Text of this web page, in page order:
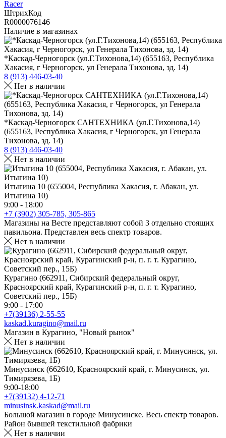
Racer
ШтрихКод
R0000076146
Наличие в магазинах
*Каскад-Черногорск (ул.Г.Тихонова,14) (655163, Республика
Хакасия, г Черногорск, ул Генерала Тихонова, зд. 14)
8 (913) 446-03-40
Нет в наличии
*Каскад-Черногорск САНТЕХНИКА (ул.Г.Тихонова,14)
(655163, Республика Хакасия, г Черногорск, ул Генерала
Тихонова, зд. 14)
8 (913) 446-03-40
Нет в наличии
Итыгина 10 (655004, Республика Хакасия, г. Абакан, ул.
Итыгина 10)
9:00 - 18:00
+7 (3902) 305-785, 305-865
Магазины на Весте представляют собой 3 отдельно стоящих
павильона. Представлен весь спектр товаров.
Нет в наличии
Курагино (662911, Сибирский федеральный округ,
Красноярский край, Курагинский р-н, п. г. т. Курагино,
Советский пер., 15Б)
9:00 - 17:00
+7(39136) 2-55-55
kaskad.kuragino@mail.ru
Магазин в Курагино, "Новый рынок"
Нет в наличии
Минусинск (662610, Красноярский край, г. Минусинск, ул.
Тимирязева, 1Б)
9:00-18:00
+7(39132) 4-12-71
minusinsk.kaskad@mail.ru
Большой магазин в городе Минусинске. Весь спектр товаров.
Район бывшей текстильной фабрики
Нет в наличии